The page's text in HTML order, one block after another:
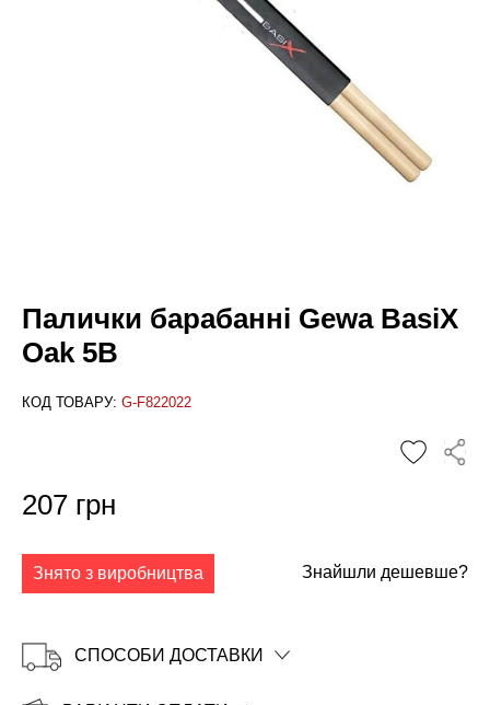
Палички барабанні Gewa BasiX
Oak 5B
КОД ТОВАРУ: G-F822022
207 грн
Знято з виробництва Знайшли дешевше?
СПОСОБИ ДОСТАВКИ